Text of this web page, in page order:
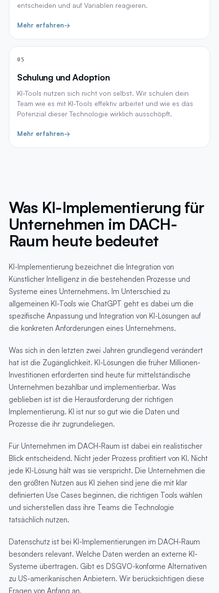
entscheiden und auf Variablen reagieren.
Mehr erfahren→
05
Schulung und Adoption
KI-Tools nutzen sich nicht von selbst. Wir schulen dein
Team wie es mit KI-Tools effektiv arbeitet und wie es das
Potenzial dieser Technologie wirklich ausschöpft.
Mehr erfahren→
Was KI-Implementierung für
Unternehmen im DACH-
Raum heute bedeutet
KI-Implementierung bezeichnet die Integration von
Künstlicher Intelligenz in die bestehenden Prozesse und
Systeme eines Unternehmens. Im Unterschied zu
allgemeinen KI-Tools wie ChatGPT geht es dabei um die
spezifische Anpassung und Integration von KI-Lösungen auf
die konkreten Anforderungen eines Unternehmens.
Was sich in den letzten zwei Jahren grundlegend verändert
hat ist die Zugänglichkeit. KI-Lösungen die früher Millionen-
Investitionen erforderten sind heute für mittelständische
Unternehmen bezahlbar und implementierbar. Was
geblieben ist ist die Herausforderung der richtigen
Implementierung. KI ist nur so gut wie die Daten und
Prozesse die ihr zugrundeliegen.
Für Unternehmen im DACH-Raum ist dabei ein realistischer
Blick entscheidend. Nicht jeder Prozess profitiert von KI. Nicht
jede KI-Lösung hält was sie verspricht. Die Unternehmen die
den größten Nutzen aus KI ziehen sind jene die mit klar
definierten Use Cases beginnen, die richtigen Tools wählen
und sicherstellen dass ihre Teams die Technologie
tatsächlich nutzen.
Datenschutz ist bei KI-Implementierungen im DACH-Raum
besonders relevant. Welche Daten werden an externe KI-
Systeme übertragen. Gibt es DSGVO-konforme Alternativen
zu US-amerikanischen Anbietern. Wir berücksichtigen diese
Fragen von Anfang an.